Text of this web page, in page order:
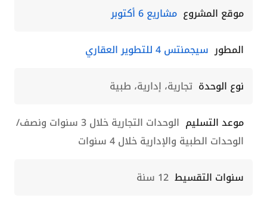
موقع المشروع مشاريع 6 أكتوبر
المطور سيجمنتس 4 للتطوير العقاري
نوع الوحدة تجارية، إدارية، طبية
موعد التسليم
الوحدات التجارية خلال 3 سنوات ونصف/
الوحدات الطبية والإدارية خلال 4 سنوات
سنوات التقسيط 12 سنة